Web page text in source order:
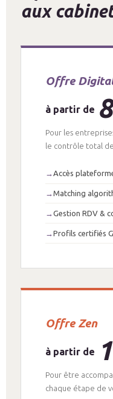
aux
Offre
à partir de 8
Pour les
le contrôle total
Accès
Matching
Gestion RDV &
Profils certifiés
Offre Zen
à partir de
Pour être
chaque étape de